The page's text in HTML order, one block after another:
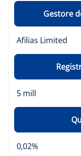
Gestore
Afilias Limited
5 mill
0,02%